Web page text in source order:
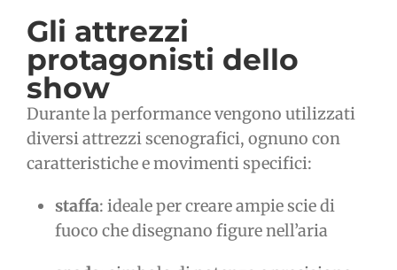
Gli attrezzi
protagonisti dello
show
Durante la performance vengono utilizzati
diversi attrezzi scenografici, ognuno con
caratteristiche e movimenti specifici:
staffa: ideale per creare ampie scie di
fuoco che disegnano figure nell’aria